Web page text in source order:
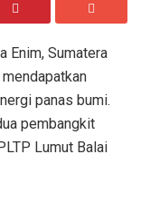
Enim, Sumatera
panas bumi.
pembangkit
Lumut Balai